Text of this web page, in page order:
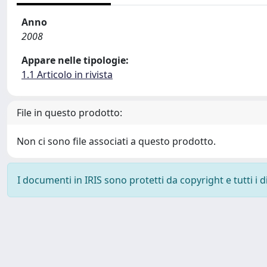
Anno
2008
Appare nelle tipologie:
1.1 Articolo in rivista
File in questo prodotto:
Non ci sono file associati a questo prodotto.
I documenti in IRIS sono protetti da copyright e tutti i